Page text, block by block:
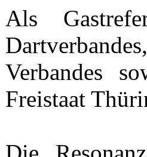
Als
Verbandes
Freistaat